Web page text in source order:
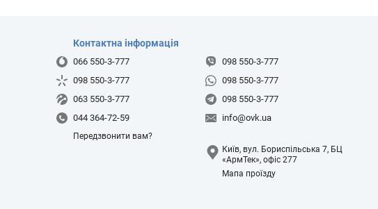
Контактна інформація
066 550-3-777
098 550-3-777
063 550-3-777
044 364-72-59
Передзвонити вам?
098 550-3-777
098 550-3-777
098 550-3-777
info@ovk.ua
Київ, вул. Бориспільська 7, БЦ
«АрмТек», офіс 277
Мапа проїзду